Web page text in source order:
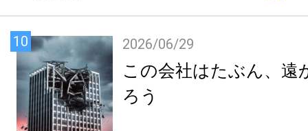
10 2026/06/29
この会社はたぶん、遠
ろう